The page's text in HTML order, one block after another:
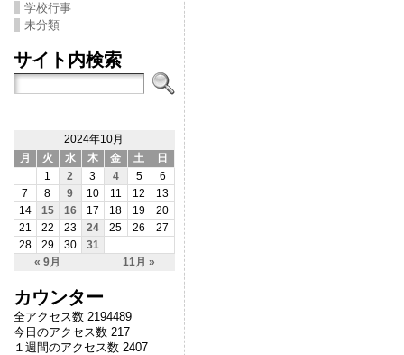
学校行事
未分類
サイト内検索
2024年10月
月
火 水 木 金 土 日
« 9月 11月 »
1 2 3 4 5
6
7
8 9 10 11 12
13
14
15 16 17 18 19
20
21
22 23 24 25 26
27
28
29 30 31
カウンター
全アクセス数 2194489
今日のアクセス数 217
１週間のアクセス数 2407